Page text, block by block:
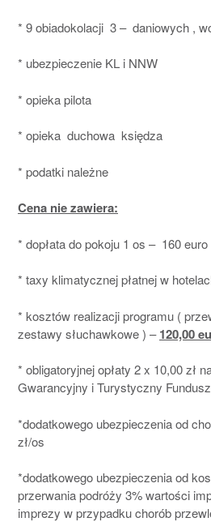
* 9 obiadokolacji 3 – daniowych ,
* ubezpieczenie KL i NNW
* opieka pilota
* opieka duchowa księdza
* podatki należne
Cena nie zawiera:
* dopłata do pokoju 1 os – 160 euro
* taxy klimatycznej płatnej w
* kosztów realizacji programu (
zestawy słuchawkowe ) –120,00
* obligatoryjnej opłaty 2 x 10,00 zł
Gwarancyjny i Turystyczny
*dodatkowego ubezpieczenia od
zł/os
*dodatkowego ubezpieczenia od
przerwania podróży 3% wartości
imprezy w przypadku chorób